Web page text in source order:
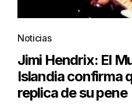
Noticias
Jimi Hendrix: El
Islandia confirma
replica de su pene